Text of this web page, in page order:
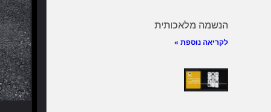
הנשמה מלאכותית
לקריאה נוספת »